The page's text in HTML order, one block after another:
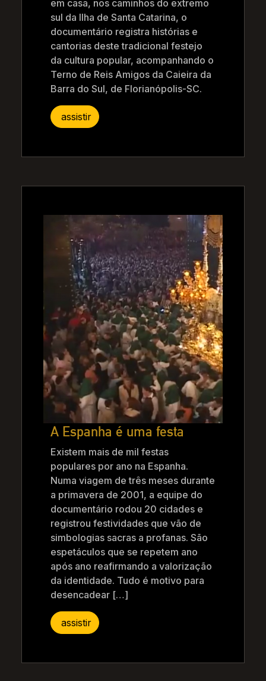
em casa, nos caminhos do extremo
sul da Ilha de Santa Catarina, o
documentário registra histórias e
cantorias deste tradicional festejo
da cultura popular, acompanhando o
Terno de Reis Amigos da Caieira da
Barra do Sul, de Florianópolis-SC.
assistir
A Espanha é uma festa
Existem mais de mil festas
populares por ano na Espanha.
Numa viagem de três meses durante
a primavera de 2001, a equipe do
documentário rodou 20 cidades e
registrou festividades que vão de
simbologias sacras a profanas. São
espetáculos que se repetem ano
após ano reafirmando a valorização
da identidade. Tudo é motivo para
desencadear […]
assistir